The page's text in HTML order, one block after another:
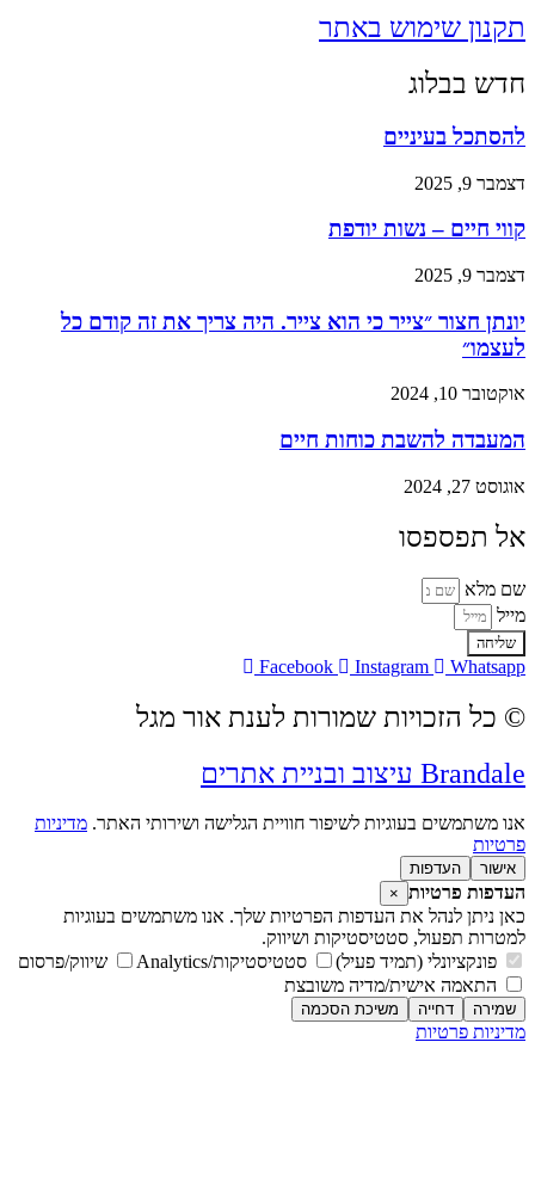
תקנון שימוש באתר
חדש בבלוג
להסתכל בעיניים
דצמבר 9, 2025
קווי חיים – נשות יודפת
דצמבר 9, 2025
יונתן חצור ״צייר כי הוא צייר. היה צריך את זה קודם כל
לעצמו״
אוקטובר 10, 2024
המעבדה להשבת כוחות חיים
אוגוסט 27, 2024
אל תפספסו
שם מלא
מייל
שליחה
Facebook Instagram Whatsapp
© כל הזכויות שמורות לענת אור מגל
Brandale עיצוב ובניית אתרים
אנו משתמשים בעוגיות לשיפור חוויית הגלישה ושירותי האתר. מדיניות
פרטיות
אישור העדפות
העדפות פרטיות ×
כאן ניתן לנהל את העדפות הפרטיות שלך. אנו משתמשים בעוגיות
למטרות תפעול, סטטיסטיקות ושיווק.
פונקציונלי (תמיד פעיל)
סטטיסטיקות/Analytics
שיווק/פרסום
התאמה אישית/מדיה משובצת
שמירה דחייה משיכת הסכמה
מדיניות פרטיות